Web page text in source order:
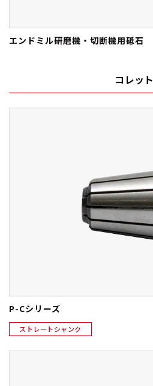
エンドミル研磨機・切断機用砥石
コレット
P-Cシリーズ
ストレートシャンク